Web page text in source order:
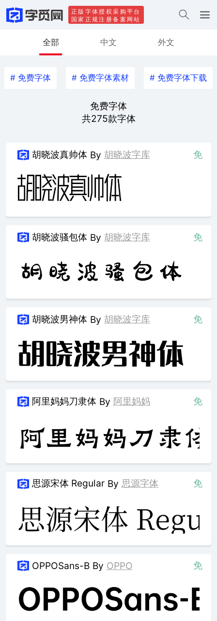
正版字体授权采购平台
国家正规注册备案网站
全部 中文 外文
# 免费字体 # 免费字体素材 # 免费字体下载
免费字体
共275款字体
胡晓波真帅体 By 胡晓波字库 免
胡晓波骚包体 By 胡晓波字库 免
胡晓波男神体 By 胡晓波字库 免
阿里妈妈刀隶体 By 阿里妈妈 免
思源宋体 Regular By 思源字体 免
OPPOSans-B By OPPO 免